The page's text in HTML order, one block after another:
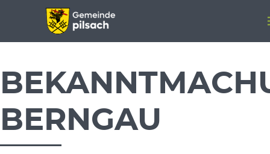
Menü überspringen
Menü überspringen
BERNGAU